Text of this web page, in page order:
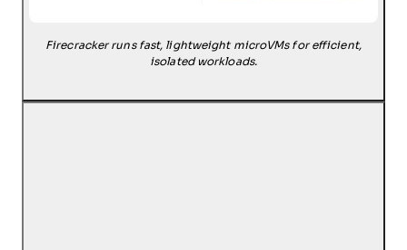
Firecracker runs fast, lightweight microVMs for efficient,
isolated workloads.